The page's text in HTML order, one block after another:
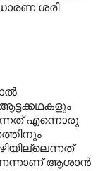
ശരി
എന്നൊരു
ആശാന്‍